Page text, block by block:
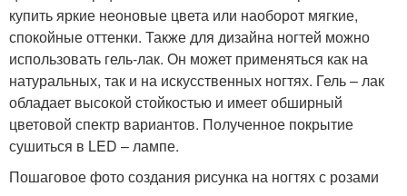
купить яркие неоновые цвета или наоборот мягкие,
спокойные оттенки. Также для дизайна ногтей можно
использовать гель-лак. Он может применяться как на
натуральных, так и на искусственных ногтях. Гель – лак
обладает высокой стойкостью и имеет обширный
цветовой спектр вариантов. Полученное покрытие
сушиться в LED – лампе.
Пошаговое фото создания рисунка на ногтях с розами